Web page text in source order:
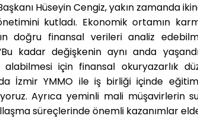
Hüseyin Cengiz, yakın zamanda
kutladı. Ekonomik ortamın
doğru finansal verileri analiz
kadar değişkenin aynı anda
için finansal okuryazarlık
İzmir YMMO ile iş birliği içinde
Ayrıca yeminli mali müşavirlerin
süreçlerinde önemli kazanımlar